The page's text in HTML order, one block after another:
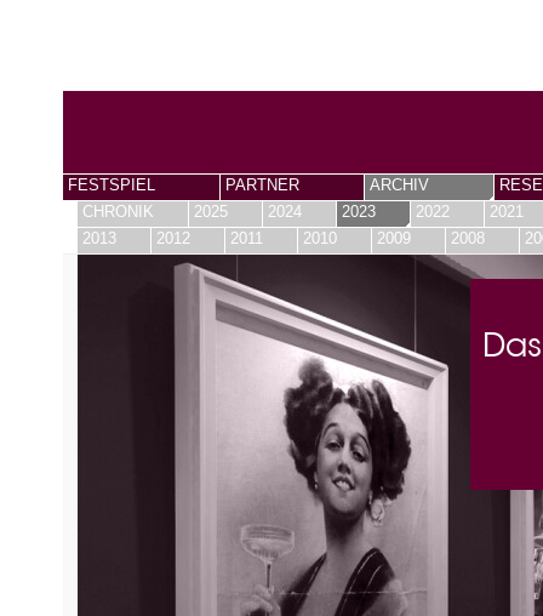
FESTSPIEL PARTNER ARCHIV
CHRONIK
2025 2024 2023 2022
2021
2013
2012 2011 2010 2009 2008